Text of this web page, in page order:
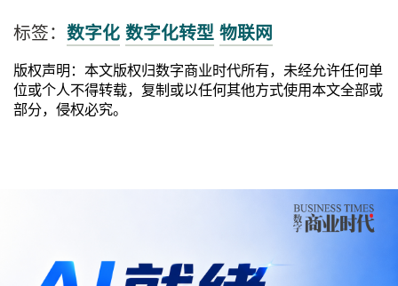
标签： 数字化 数字化转型 物联网
版权声明：本文版权归数字商业时代所有，未经允许任何单
位或个人不得转载，复制或以任何其他方式使用本文全部或
部分，侵权必究。